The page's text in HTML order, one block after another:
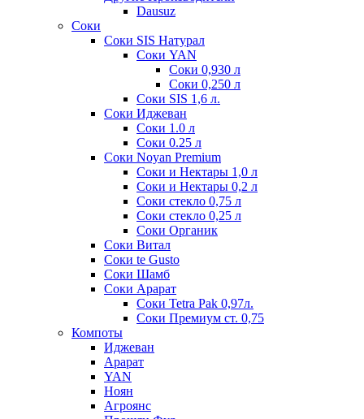
Dausuz
Соки
Соки SIS Натурал
Соки YAN
Соки 0,930 л
Соки 0,250 л
Соки SIS 1,6 л.
Соки Иджеван
Соки 1.0 л
Соки 0.25 л
Соки Noyan Premium
Соки и Нектары 1,0 л
Соки и Нектары 0,2 л
Соки стекло 0,75 л
Соки стекло 0,25 л
Соки Органик
Соки Витал
Соки te Gusto
Соки Шамб
Соки Арарат
Соки Tetra Pak 0,97л.
Соки Премиум ст. 0,75
Компоты
Иджеван
Арарат
YAN
Ноян
Агроянс